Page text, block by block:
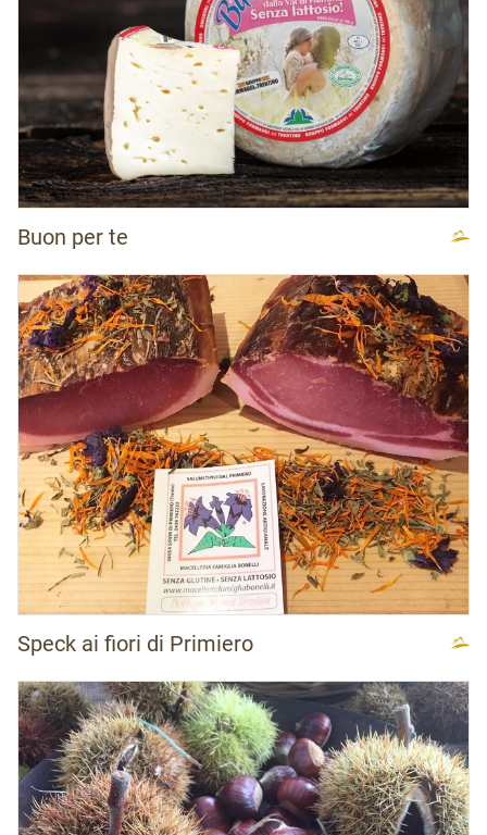
Buon per te
Speck ai fiori di Primiero